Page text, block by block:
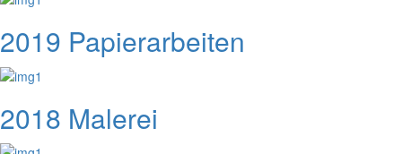
2019 Papierarbeiten
2018 Malerei